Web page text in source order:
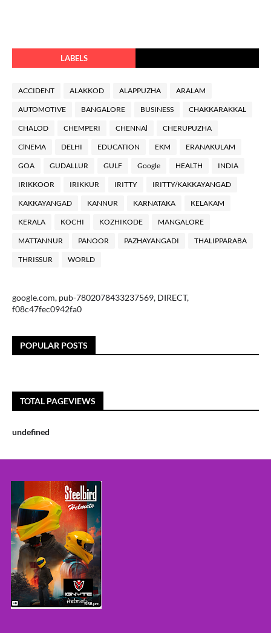
LABELS
ACCIDENT ALAKKOD ALAPPUZHA ARALAM
AUTOMOTIVE BANGALORE BUSINESS CHAKKARAKKAL
CHALOD CHEMPERI CHENNAl CHERUPUZHA
ClNEMA DELHI EDUCATION EKM ERANAKULAM
GOA GUDALLUR GULF Google HEALTH INDIA
IRIKKOOR IRIKKUR IRITTY IRITTY/KAKKAYANGAD
KAKKAYANGAD KANNUR KARNATAKA KELAKAM
KERALA KOCHI KOZHIKODE MANGALORE
MATTANNUR PANOOR PAZHAYANGADI THALIPPARABA
THRISSUR WORLD
google.com, pub-7802078433237569, DIRECT,
f08c47fec0942fa0
POPULAR POSTS
TOTAL PAGEVIEWS
undefned